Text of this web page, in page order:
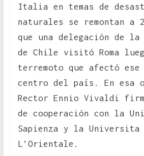
Italia en temas de
naturales se remontan a
que una delegación de la
de Chile visitó Roma
terremoto que afectó ese
centro del país. En esa
Rector Ennio Vivaldi
de cooperación con la
Sapienza y la Universita
L’Orientale.